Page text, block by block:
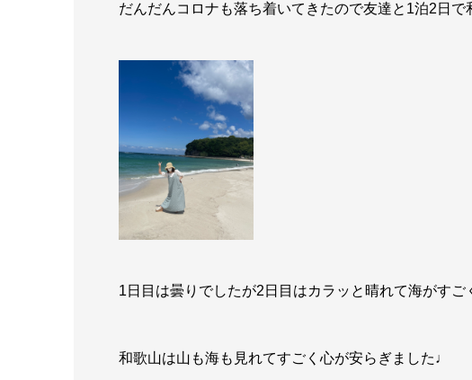
だんだんコロナも落ち着いてきたので友達と1泊2日で
1日目は曇りでしたが2日目はカラッと晴れて海がすご
和歌山は山も海も見れてすごく心が安らぎました♩